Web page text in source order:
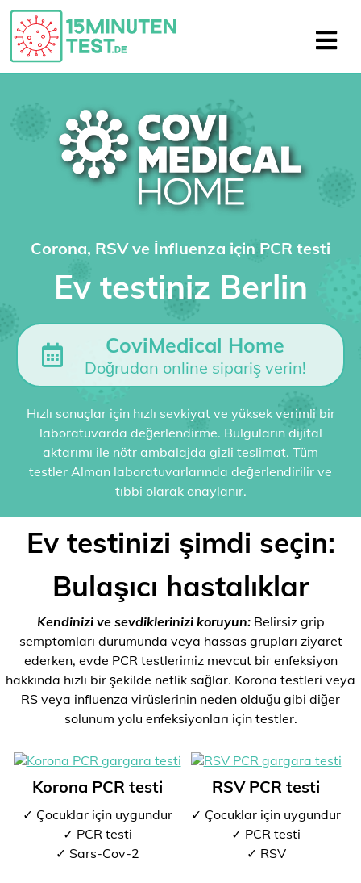
Corona, RSV ve İnfluenza için PCR testi
Ev testiniz Berlin
CoviMedical Home
Doğrudan online sipariş verin!
Hızlı sonuçlar için hızlı sevkiyat ve yüksek verimli bir
laboratuvarda değerlendirme. Bulguların dijital
aktarımı ile nötr ambalajda gizli teslimat. Tüm
testler Alman laboratuvarlarında değerlendirilir ve
tıbbi olarak onaylanır.
Ev testinizi şimdi seçin:
Bulaşıcı hastalıklar
Kendinizi ve sevdiklerinizi koruyun:Belirsiz grip
semptomları durumunda veya hassas grupları ziyaret
ederken, evde PCR testlerimiz mevcut bir enfeksiyon
hakkında hızlı bir şekilde netlik sağlar. Korona testleri veya
RS veya influenza virüslerinin neden olduğu gibi diğer
solunum yolu enfeksiyonları için testler.
Korona PCR testi
✓ Çocuklar için uygundur
✓ PCR testi
✓ Sars-Cov-2
RSV PCR testi
✓ Çocuklar için uygundur
✓ PCR testi
✓ RSV